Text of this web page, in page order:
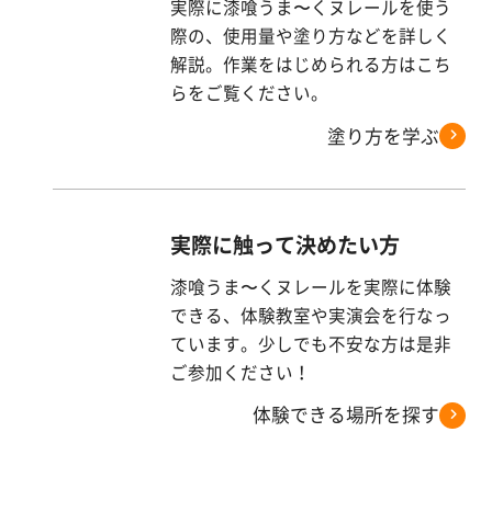
実際に漆喰うま〜くヌレールを使う
際の、使用量や塗り方などを詳しく
解説。作業をはじめられる方はこち
らをご覧ください。
塗り方を学ぶ
実際に触って決めたい方
漆喰うま〜くヌレールを実際に体験
できる、体験教室や実演会を行なっ
ています。少しでも不安な方は是非
ご参加ください！
体験できる場所を探す